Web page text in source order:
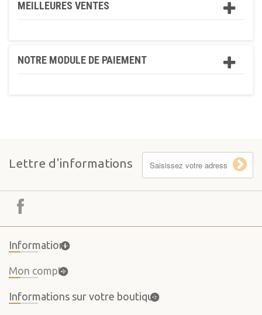
MEILLEURES VENTES
NOTRE MODULE DE PAIEMENT
Lettre d'informations
Informations
Mon compte
Informations sur votre boutique